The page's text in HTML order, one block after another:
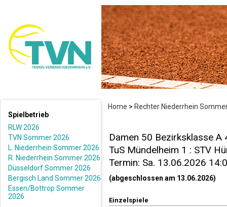
Home > Rechter Niederrhein
Spielbetrieb
RLW 2026
TVN Sommer 2026
L. Niederrhein Sommer 2026
R. Niederrhein Sommer 2026
Düsseldorf Sommer 2026
Bergisch Land Sommer 2026
Essen/Bottrop Sommer
2026
Damen 50 Bezirksklasse A
TuS Mündelheim 1 : STV
Termin: Sa. 13.06.2026
(abgeschlossen am 13.06.2026)
Einzelspiele